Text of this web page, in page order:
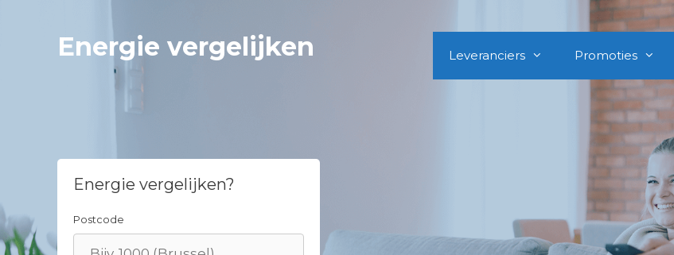
Energie vergelijken Leveranciers Promoties
Energie vergelijken?
Postcode